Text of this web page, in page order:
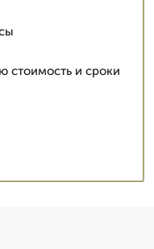
стоимость и сроки